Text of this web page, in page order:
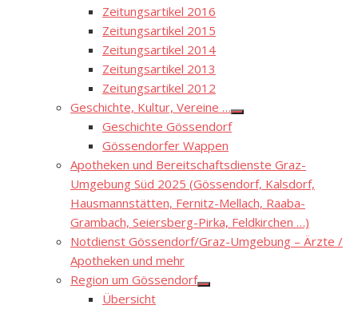
Zeitungsartikel 2016
Zeitungsartikel 2015
Zeitungsartikel 2014
Zeitungsartikel 2013
Zeitungsartikel 2012
Geschichte, Kultur, Vereine …
Show
Geschichte Gössendorf
Gössendorfer Wappen
Apotheken und Bereitschaftsdienste Graz-
Umgebung Süd 2025 (Gössendorf, Kalsdorf,
Hausmannstätten, Fernitz-Mellach, Raaba-
Grambach, Seiersberg-Pirka, Feldkirchen …)
Notdienst Gössendorf/Graz-Umgebung – Ärzte /
Apotheken und mehr
Region um Gössendorf
Show
Übersicht